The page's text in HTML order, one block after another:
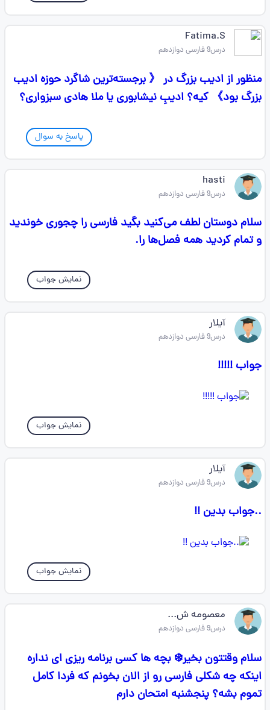
Fatima.S
درس9 فارسی دوازدهم
منظور از ادیب بزرگ در 《 برجسته‌ترین شاگرد حوزه ادیب
بزرگ بود》 کیه؟ ادیبِ نیشابوری یا ملا هادی سبزواری؟
پاسخ به سوال
hasti
درس9 فارسی دوازدهم
سلام‌ دوستان لطف می‌کنید بگید فارسی را چجوری خوندید
و تمام کردید همه فصل‌ها را.
نمایش جواب
آیلار
درس9 فارسی دوازدهم
جواب !!!!!
نمایش جواب
آیلار
درس9 فارسی دوازدهم
..جواب بدین !!
نمایش جواب
معصومه ش...
درس9 فارسی دوازدهم
سلام وقتتون بخیر❄️ بچه ها کسی برنامه ریزی ای نداره
اینکه چه شکلی فارسی رو از الان بخونم که فردا کامل
تموم بشه؟ پنجشنبه امتحان دارم